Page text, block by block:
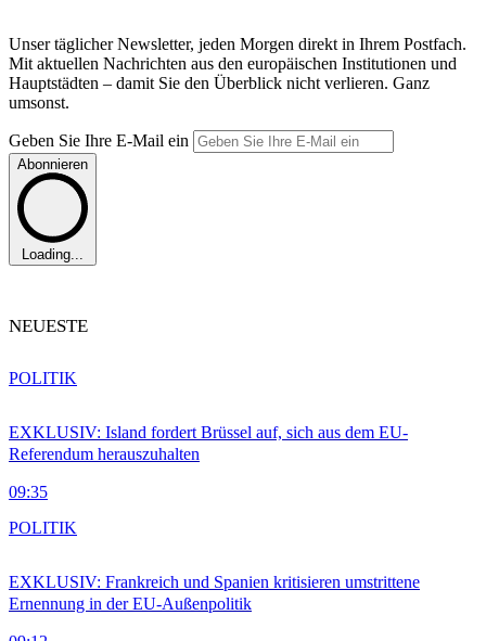
Unser täglicher Newsletter, jeden Morgen direkt in Ihrem Postfach.
Mit aktuellen Nachrichten aus den europäischen Institutionen und
Hauptstädten – damit Sie den Überblick nicht verlieren. Ganz
umsonst.
Geben Sie Ihre E-Mail ein
Abonnieren
Loading...
NEUESTE
EXKLUSIV: Island fordert Brüssel auf, sich aus dem EU-
Referendum herauszuhalten
09:35
POLITIK
EXKLUSIV: Frankreich und Spanien kritisieren umstrittene
Ernennung in der EU-Außenpolitik
POLITIK